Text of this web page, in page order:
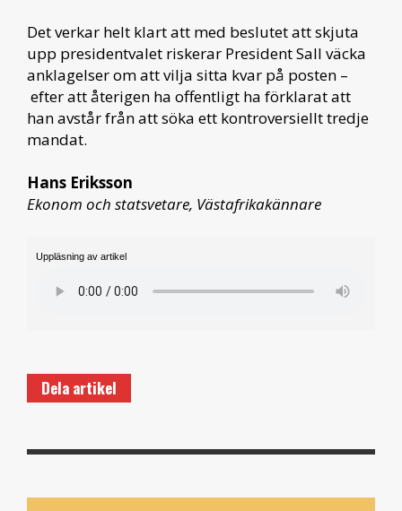
Det verkar helt klart att med beslutet att skjuta
upp presidentvalet riskerar President Sall väcka
anklagelser om att vilja sitta kvar på posten –
efter att återigen ha offentligt ha förklarat att
han avstår från att söka ett kontroversiellt tredje
mandat.
Hans Eriksson
Ekonom och statsvetare, Västafrikakännare
Uppläsning av artikel
Dela artikel